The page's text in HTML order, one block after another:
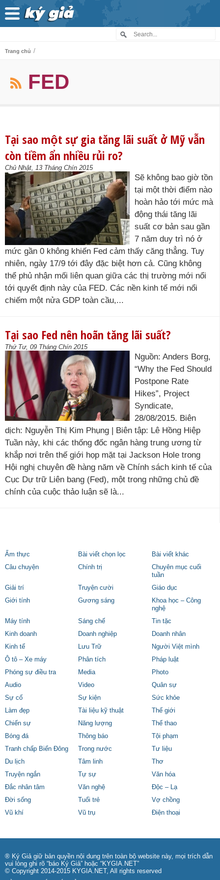
Trang chủ /
FED
Tại sao một sự gia tăng lãi suất ở Mỹ vẫn
còn tiềm ẩn nhiều rủi ro?
Chủ Nhật, 13 Tháng Chín 2015
Sẽ không bao giờ tồn
tại một thời điểm nào
hoàn hảo tới mức mà
động thái tăng lãi
suất cơ bản sau gần
7 năm duy trì nó ở
mức gần 0 không khiến Fed cảm thấy căng thẳng. Tuy
nhiên, ngày 17/9 tới đây đặc biệt hơn cả. Cũng không
thể phủ nhận mối liên quan giữa các thị trường mới nổi
tới quyết định này của FED. Các nền kinh tế mới nổi
chiếm một nửa GDP toàn cầu,...
Tại sao Fed nên hoãn tăng lãi suất?
Thứ Tư, 09 Tháng Chín 2015
Nguồn: Anders Borg,
“Why the Fed Should
Postpone Rate
Hikes”, Project
Syndicate,
28/08/2015. Biên
dịch: Nguyễn Thị Kim Phụng | Biên tập: Lê Hồng Hiệp
Tuần này, khi các thống đốc ngân hàng trung ương từ
khắp nơi trên thế giới họp mặt tại Jackson Hole trong
Hội nghị chuyên đề hàng năm về Chính sách kinh tế của
Cục Dự trữ Liên bang (Fed), một trong những chủ đề
chính của cuộc thảo luận sẽ là...
Ẩm thực Bài viết chọn lọc
Bài viết khác
Câu chuyện
Chính trị
Chuyên mục cuối
tuần
Giải trí
Truyện cười
Giáo dục
Giới tính
Gương sáng
Khoa học – Công
nghệ
Máy tính
Sáng chế
Tin tặc
Kinh doanh
Doanh nghiệp
Doanh nhân
Kinh tế
Lưu Trữ
Người Việt mình
Ô tô – Xe máy
Phân tích
Pháp luật
Phóng sự điều tra
Media
Photo
Audio
Video
Quân sự
Sự cố
Sự kiện
Sức khỏe
Làm đẹp
Tài liệu kỹ thuật
Thế giới
Chiến sự
Năng lượng
Thể thao
Bóng đá
Thông báo
Tội phạm
Tranh chấp Biển Đông
Trong nước
Tư liệu
Du lịch
Tâm linh
Thơ
Truyện ngắn
Tự sự
Văn hóa
Đắc nhân tâm
Văn nghệ
Độc – Lạ
Đời sống
Tuổi trẻ
Vợ chồng
Vũ khí
Vũ trụ Điện thoại
® Ký Giả giữ bản quyền nội dung trên toàn bộ website này, mọi trích dẫn
vui lòng ghi rõ “báo Ký Giả” hoặc “KYGIA.NET”
© Copyright 2014-2015 KYGIA.NET, All rights reserved